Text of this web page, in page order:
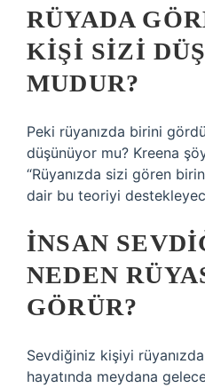
RÜYADA
KIŞI SIZI
MUDUR?
Peki rüyanızda birini
düşünüyor mu? Kreena
“Rüyanızda sizi gören
dair bu teoriyi
İNSAN
NEDEN
GÖRÜR?
Sevdiğiniz kişiyi
hayatında meydana